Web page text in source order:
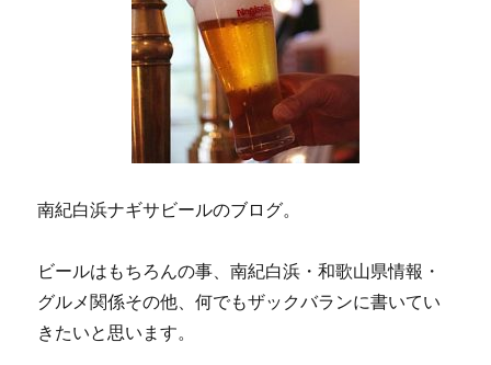
南紀白浜ナギサビールのブログ。
ビールはもちろんの事、南紀白浜・和歌山県情報・
グルメ関係その他、何でもザックバランに書いてい
きたいと思います。